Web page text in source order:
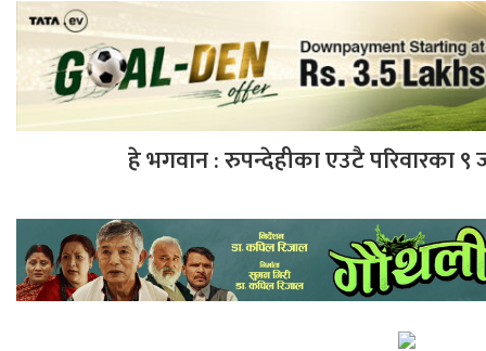
हे भगवान : रुपन्देहीका एउटै परिवारका